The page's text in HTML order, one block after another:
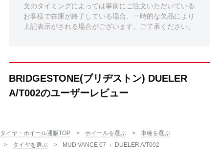
文のタイミングによっては事前にご注文いただいている
お客様で在庫が終了している場合、一時的な欠品により
上記表示がされる場合がございます。ご了承ください。
BRIDGESTONE(ブリヂストン) DUELER
A/T002のユーザーレビュー
タイヤ・ホイール通販TOP ホイールを選ぶ
車種を選ぶ
タイヤを選ぶ
MUD VANCE 07 ＋ DUELER A/T002